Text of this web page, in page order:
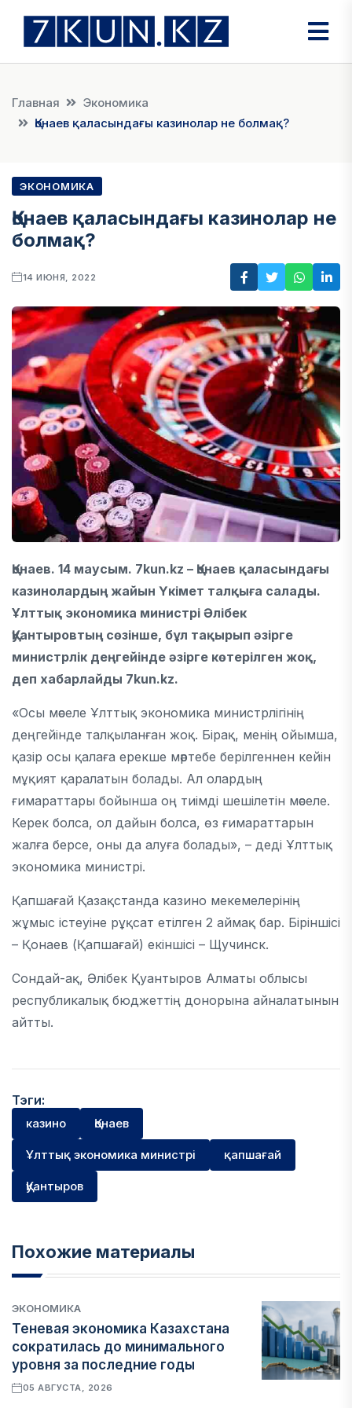
Главная
Экономика
Қонаев қаласындағы казинолар не болмақ?
ЭКОНОМИКА
Қонаев қаласындағы казинолар не
болмақ?
14 ИЮНЯ, 2022
Қонаев. 14 маусым. 7kun.kz – Қонаев қаласындағы
казинолардың жайын Үкімет талқыға салады.
Ұлттық экономика министрі Әлібек
Қуантыровтың сөзінше, бұл тақырып әзірге
министрлік деңгейінде әзірге көтерілген жоқ,
деп хабарлайды 7kun.kz.
«Осы мәселе Ұлттық экономика министрлігінің
деңгейінде талқыланған жоқ. Бірақ, менің ойымша,
қазір осы қалаға ерекше мәртебе берілгеннен кейін
мұқият қаралатын болады. Ал олардың
ғимараттары бойынша оң тиімді шешілетін мәселе.
Керек болса, ол дайын болса, өз ғимараттарын
жалға берсе, оны да алуға болады», – деді Ұлттық
экономика министрі.
Қапшағай Қазақстанда казино мекемелерінің
жұмыс істеуіне рұқсат етілген 2 аймақ бар. Біріншісі
– Қонаев (Қапшағай) екіншісі – Щучинск.
Сондай-ақ, Әлібек Қуантыров Алматы облысы
республикалық бюджеттің донорына айналатынын
айтты.
Тэги:
казино Қонаев
Ұлттық экономика министрі қапшағай
Қуантыров
Похожие материалы
ЭКОНОМИКА
Теневая экономика Казахстана
сократилась до минимального
уровня за последние годы
05 АВГУСТА, 2026